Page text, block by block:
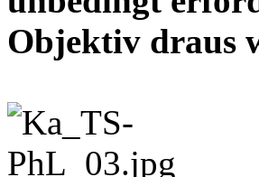
Objektiv